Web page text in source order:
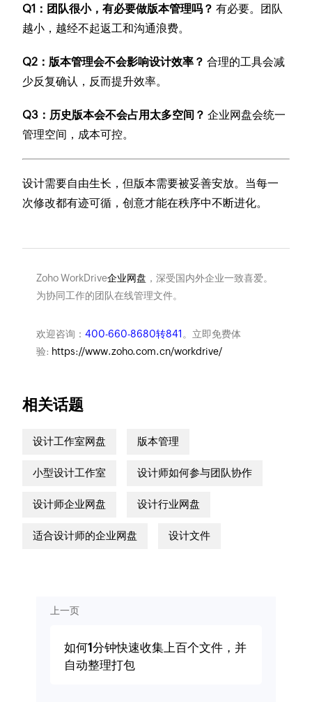
Q1：团队很小，有必要做版本管理吗？有必要。团队
越小，越经不起返工和沟通浪费。
Q2：版本管理会不会影响设计效率？合理的工具会减
少反复确认，反而提升效率。
Q3：历史版本会不会占用太多空间？ 企业网盘会统一
管理空间，成本可控。
设计需要自由生长，但版本需要被妥善安放。当每一
次修改都有迹可循，创意才能在秩序中不断进化。
Zoho WorkDrive企业网盘 ，深受国内外企业一致喜爱。
为协同工作的团队在线管理文件。
欢迎咨询： 400-660-8680转841 。立即免费体
验: https://www.zoho.com.cn/workdrive/
相关话题
设计工作室网盘 版本管理
小型设计工作室 设计师如何参与团队协作
设计师企业网盘 设计行业网盘
适合设计师的企业网盘 设计文件
上一页
如何1分钟快速收集上百个文件，并
自动整理打包